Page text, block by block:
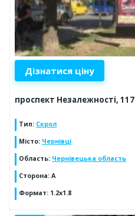
Дізнатися ціну
проспект Незалежності, 117
Тип: Скрол
Місто: Чернівці
Область: Чернівецька область
Сторона: A
Формат: 1.2х1.8